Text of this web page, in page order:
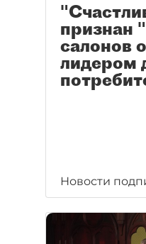
признан
салонов
лидером
Новости